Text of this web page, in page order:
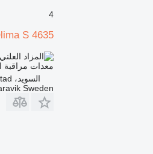
4
S 4635
معدات مراقبة
السويد، Karlstad
Sweden